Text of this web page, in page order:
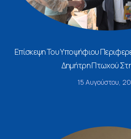
Επίσκεψη Του Υποψήφιου
Δημήτρη Πτωχού
15 Αυγούστου,